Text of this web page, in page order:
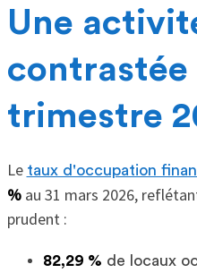
Une
contrastée
trimestre
Le taux d'occupation
%au 31 mars 2026,
prudent :
82,29 % de locaux